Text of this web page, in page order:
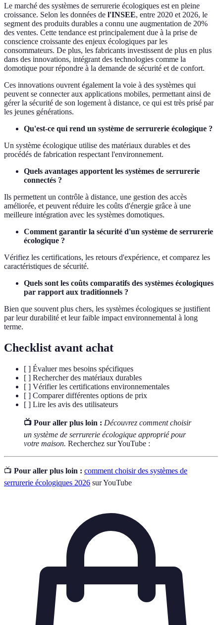
Le marché des systèmes de serrurerie écologiques est en pleine
croissance. Selon les données de l'INSEE, entre 2020 et 2026, le
segment des produits durables a connu une augmentation de 20%
des ventes. Cette tendance est principalement due à la prise de
conscience croissante des enjeux écologiques par les
consommateurs. De plus, les fabricants investissent de plus en plus
dans des innovations, intégrant des technologies comme la
domotique pour répondre à la demande de sécurité et de confort.
Ces innovations ouvrent également la voie à des systèmes qui
peuvent se connecter aux applications mobiles, permettant ainsi de
gérer la sécurité de son logement à distance, ce qui est très prisé par
les jeunes générations.
Qu'est-ce qui rend un système de serrurerie écologique ?
Un système écologique utilise des matériaux durables et des
procédés de fabrication respectant l'environnement.
Quels avantages apportent les systèmes de serrurerie
connectés ?
Ils permettent un contrôle à distance, une gestion des accès
améliorée, et peuvent réduire les coûts d'énergie grâce à une
meilleure intégration avec les systèmes domotiques.
Comment garantir la sécurité d'un système de serrurerie
écologique ?
Vérifiez les certifications, les retours d'expérience, et comparez les
caractéristiques de sécurité.
Quels sont les coûts comparatifs des systèmes écologiques
par rapport aux traditionnels ?
Bien que souvent plus chers, les systèmes écologiques se justifient
par leur durabilité et leur faible impact environnemental à long
terme.
Checklist avant achat
[ ] Évaluer mes besoins spécifiques
[ ] Rechercher des matériaux durables
[ ] Vérifier les certifications environnementales
[ ] Comparer différentes options de prix
[ ] Lire les avis des utilisateurs
📺 Pour aller plus loin : Découvrez comment choisir
un système de serrurerie écologique approprié pour
votre maison. Recherchez sur YouTube :
📺 Pour aller plus loin : comment choisir des systèmes de
serrurerie écologiques 2026 sur YouTube